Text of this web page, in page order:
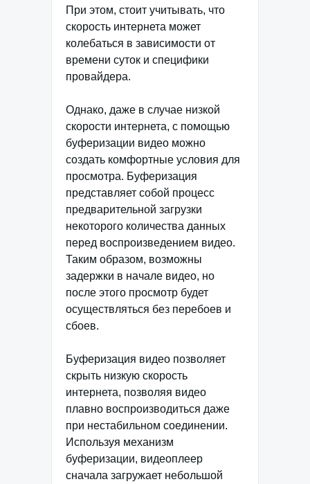
При этом, стоит учитывать, что
скорость интернета может
колебаться в зависимости от
времени суток и специфики
провайдера.
Однако, даже в случае низкой
скорости интернета, с помощью
буферизации видео можно
создать комфортные условия для
просмотра. Буферизация
представляет собой процесс
предварительной загрузки
некоторого количества данных
перед воспроизведением видео.
Таким образом, возможны
задержки в начале видео, но
после этого просмотр будет
осуществляться без перебоев и
сбоев.
Буферизация видео позволяет
скрыть низкую скорость
интернета, позволяя видео
плавно воспроизводиться даже
при нестабильном соединении.
Используя механизм
буферизации, видеоплеер
сначала загружает небольшой